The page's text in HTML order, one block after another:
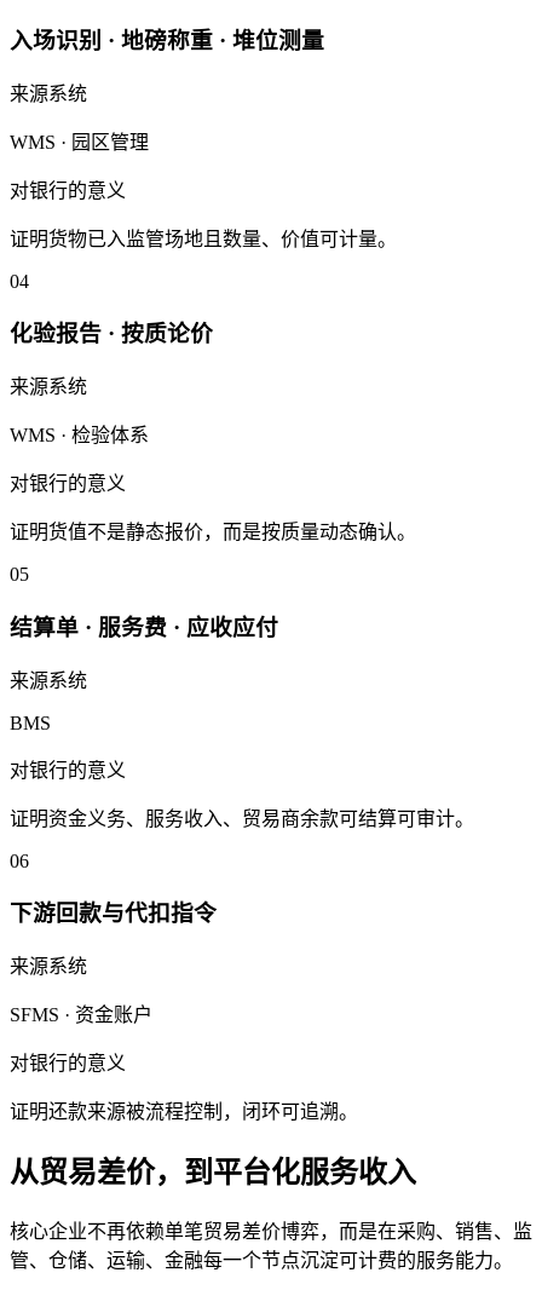
入场识别 · 地磅称重 · 堆位测量
来源系统
WMS · 园区管理
对银行的意义
证明货物已入监管场地且数量、价值可计量。
04
化验报告 · 按质论价
来源系统
WMS · 检验体系
对银行的意义
证明货值不是静态报价，而是按质量动态确认。
05
结算单 · 服务费 · 应收应付
来源系统
BMS
对银行的意义
证明资金义务、服务收入、贸易商余款可结算可审计。
06
下游回款与代扣指令
来源系统
SFMS · 资金账户
对银行的意义
证明还款来源被流程控制，闭环可追溯。
从贸易差价，到平台化服务收入
核心企业不再依赖单笔贸易差价博弈，而是在采购、销售、监
管、仓储、运输、金融每一个节点沉淀可计费的服务能力。